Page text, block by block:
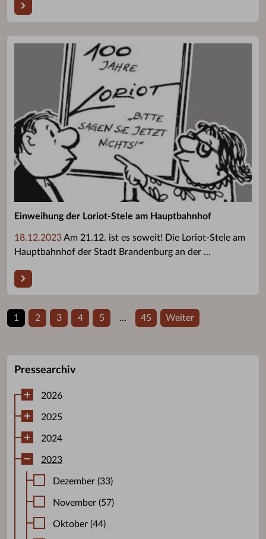
Einweihung der Loriot-Stele am Hauptbahnhof
18.12.2023Am 21.12. ist es soweit! Die Loriot-Stele am
Hauptbahnhof der Stadt Brandenburg an der ...
1 2 3 4 5 … 45 Weiter
Pressearchiv
2026
2025
2024
2023
Dezember (33)
November (57)
Oktober (44)